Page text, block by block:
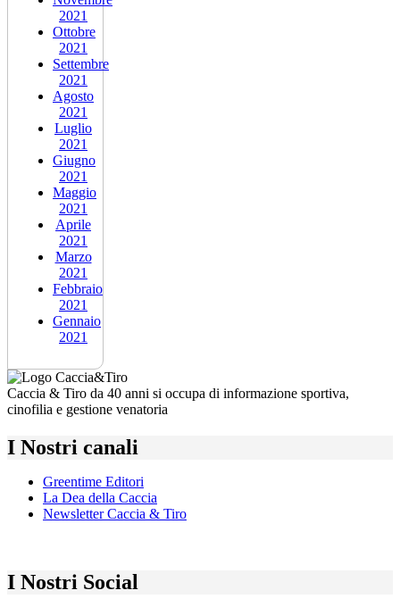
2021
Ottobre
2021
Settembre
2021
Agosto
2021
Luglio
2021
Giugno
2021
Maggio
2021
Aprile
2021
Marzo
2021
Febbraio
2021
Gennaio
2021
Caccia & Tiro da 40 anni si occupa di informazione sportiva,
cinofilia e gestione venatoria
I Nostri canali
Greentime Editori
La Dea della Caccia
Newsletter Caccia & Tiro
I Nostri Social